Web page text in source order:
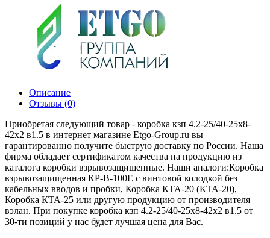
Описание
Отзывы (0)
Приобретая следующий товар - коробка кзп 4.2-25/40-25х8-
42х2 в1.5 в интернет магазине Etgo-Group.ru вы
гарантированно получите быструю доставку по России. Наша
фирма обладает сертификатом качества на продукцию из
каталога коробки взрывозащищенные. Наши аналоги:Коробка
взрывозащищенная КР-В-100Е с винтовой колодкой без
кабельных вводов и пробки, Коробка КТА-20 (КТА-20),
Коробка КТА-25 или другую продукцию от производителя
вэлан. При покупке коробка кзп 4.2-25/40-25х8-42х2 в1.5 от
30-ти позиций у нас будет лучшая цена для Вас.